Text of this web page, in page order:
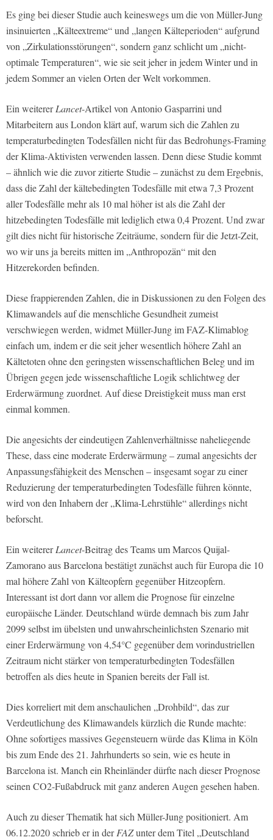
Es ging bei dieser Studie auch keineswegs um die von Müller-Jung
insinuierten „Kälteextreme“ und „langen Kälteperioden“ aufgrund
von „Zirkulationsstörungen“, sondern ganz schlicht um „nicht-
optimale Temperaturen“, wie sie seit jeher in jedem Winter und in
jedem Sommer an vielen Orten der Welt vorkommen.
Ein weitererLancet-Artikel von Antonio Gasparrini und
Mitarbeitern aus London klärt auf, warum sich die Zahlen zu
temperaturbedingten Todesfällen nicht für das Bedrohungs-Framing
der Klima-Aktivisten verwenden lassen. Denn diese Studie kommt
– ähnlich wie die zuvor zitierte Studie – zunächst zu dem Ergebnis,
dass die Zahl der kältebedingten Todesfälle mit etwa 7,3 Prozent
aller Todesfälle mehr als 10 mal höher ist als die Zahl der
hitzebedingten Todesfälle mit lediglich etwa 0,4 Prozent. Und zwar
gilt dies nicht für historische Zeiträume, sondern für die Jetzt-Zeit,
wo wir uns ja bereits mitten im „Anthropozän“ mit den
Hitzerekorden befinden.
Diese frappierenden Zahlen, die in Diskussionen zu den Folgen des
Klimawandels auf die menschliche Gesundheit zumeist
verschwiegen werden, widmet Müller-Jung im FAZ-Klimablog
einfach um, indem er die seit jeher wesentlich höhere Zahl an
Kältetoten ohne den geringsten wissenschaftlichen Beleg und im
Übrigen gegen jede wissenschaftliche Logik schlichtweg der
Erderwärmung zuordnet. Auf diese Dreistigkeit muss man erst
einmal kommen.
Die angesichts der eindeutigen Zahlenverhältnisse naheliegende
These, dass eine moderate Erderwärmung – zumal angesichts der
Anpassungsfähigkeit des Menschen – insgesamt sogar zu einer
Reduzierung der temperaturbedingten Todesfälle führen könnte,
wird von den Inhabern der „Klima-Lehrstühle“ allerdings nicht
beforscht.
Ein weitererLancet-Beitrag des Teams um Marcos Quijal-
Zamorano aus Barcelona bestätigt zunächst auch für Europa die 10
mal höhere Zahl von Kälteopfern gegenüber Hitzeopfern.
Interessant ist dort dann vor allem die Prognose für einzelne
europäische Länder. Deutschland würde demnach bis zum Jahr
2099 selbst im übelsten und unwahrscheinlichsten Szenario mit
einer Erderwärmung von 4,54°C gegenüber dem vorindustriellen
Zeitraum nicht stärker von temperaturbedingten Todesfällen
betroffen als dies heute in Spanien bereits der Fall ist.
Dies korreliert mit dem anschaulichen „Drohbild“, das zur
Verdeutlichung des Klimawandels kürzlich die Runde machte:
Ohne sofortiges massives Gegensteuern würde das Klima in Köln
bis zum Ende des 21. Jahrhunderts so sein, wie es heute in
Barcelona ist. Manch ein Rheinländer dürfte nach dieser Prognose
seinen CO2-Fußabdruck mit ganz anderen Augen gesehen haben.
Auch zu dieser Thematik hat sich Müller-Jung positioniert. Am
06.12.2020 schrieb er in derFAZunter dem Titel „Deutschland